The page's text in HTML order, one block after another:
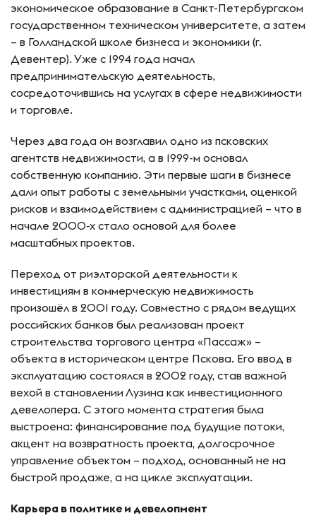
экономическое образование в Санкт-Петербургском
государственном техническом университете, а затем
– в Голландской школе бизнеса и экономики (г.
Девентер). Уже с 1994 года начал
предпринимательскую деятельность,
сосредоточившись на услугах в сфере недвижимости
и торговле.
Через два года он возглавил одно из псковских
агентств недвижимости, а в 1999-м основал
собственную компанию. Эти первые шаги в бизнесе
дали опыт работы с земельными участками, оценкой
рисков и взаимодействием с администрацией – что в
начале 2000-х стало основой для более
масштабных проектов.
Переход от риэлторской деятельности к
инвестициям в коммерческую недвижимость
произошёл в 2001 году. Совместно с рядом ведущих
российских банков был реализован проект
строительства торгового центра «Пассаж» –
объекта в историческом центре Пскова. Его ввод в
эксплуатацию состоялся в 2002 году, став важной
вехой в становлении Лузина как инвестиционного
девелопера. С этого момента стратегия была
выстроена: финансирование под будущие потоки,
акцент на возвратность проекта, долгосрочное
управление объектом – подход, основанный не на
быстрой продаже, а на цикле эксплуатации.
Карьера в политике и девелопмент